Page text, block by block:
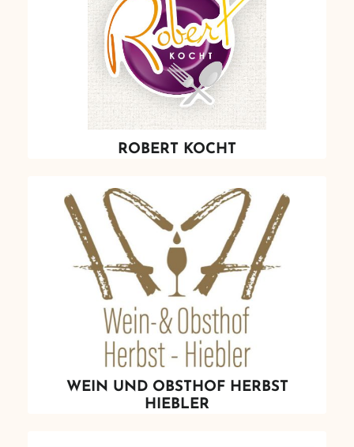
ROBERT KOCHT
WEIN UND OBSTHOF HERBST
HIEBLER